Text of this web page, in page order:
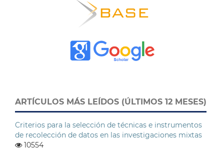
ARTÍCULOS MÁS LEÍDOS (ÚLTIMOS 12 MESES)
Criterios para la selección de técnicas e instrumentos
de recolección de datos en las investigaciones mixtas
10554